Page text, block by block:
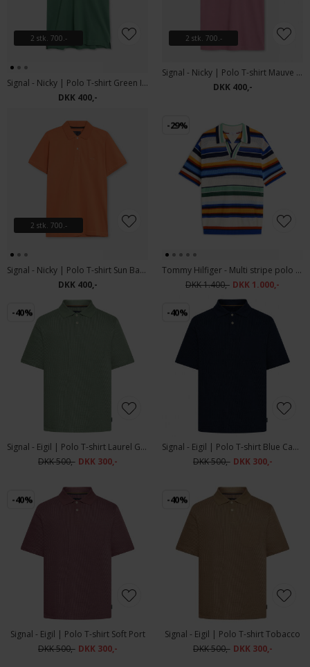
2 stk. 700.-
Signal - Nicky | Polo T-shirt Green Ivy
DKK 400,-
2 stk. 700.-
Signal - Nicky | Polo T-shirt Mauve Rose
DKK 400,-
2 stk. 700.-
Signal - Nicky | Polo T-shirt Sun Baked
DKK 400,-
-29%
Tommy Hilfiger - Multi stripe polo | Polo T-shirt Regal Blue
DKK 1.400,- DKK 1.000,-
-40%
Signal - Eigil | Polo T-shirt Laurel Green
DKK 500,- DKK 300,-
-40%
Signal - Eigil | Polo T-shirt Blue Captain
DKK 500,- DKK 300,-
-40%
Signal - Eigil | Polo T-shirt Soft Port
DKK 500,- DKK 300,-
-40%
Signal - Eigil | Polo T-shirt Tobacco
DKK 500,- DKK 300,-